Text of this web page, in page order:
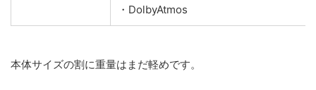
・DolbyAtmos
本体サイズの割に重量はまだ軽めです。